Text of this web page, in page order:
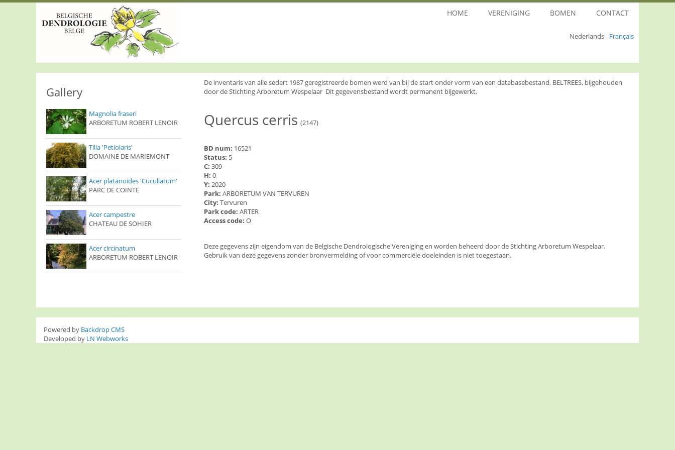
Nederlands Français
HOME VERENIGING BOMEN CONTACT
De inventaris van alle sedert 1987 geregistreerde bomen werd van bij de start onder vorm van een databasebestand, BELTREES, bijgehouden
door de Stichting Arboretum Wespelaar Dit gegevensbestand wordt permanent bijgewerkt.
Quercus cerris (2147)
BD num: 16521
Status: 5
C: 309
H: 0
Y: 2020
Park: ARBORETUM VAN TERVUREN
City: Tervuren
Park code: ARTER
Access code: O
Deze gegevens zijn eigendom van de Belgische Dendrologische Vereniging en worden beheerd door de Stichting Arboretum Wespelaar.
Gebruik van deze gegevens zonder bronvermelding of voor commerciële doeleinden is niet toegestaan.
Gallery
Magnolia fraseri
ARBORETUM ROBERT LENOIR
Tilia 'Petiolaris'
DOMAINE DE MARIEMONT
Acer platanoides 'Cucullatum'
PARC DE COINTE
Acer campestre
CHATEAU DE SOHIER
Acer circinatum
ARBORETUM ROBERT LENOIR
Powered by Backdrop CMS
Developed by LN Webworks